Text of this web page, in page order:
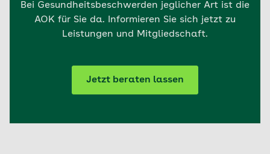
Bei Gesundheitsbeschwerden jeglicher Art ist die
AOK für Sie da. Informieren Sie sich jetzt zu
Leistungen und Mitgliedschaft.
Jetzt beraten lassen